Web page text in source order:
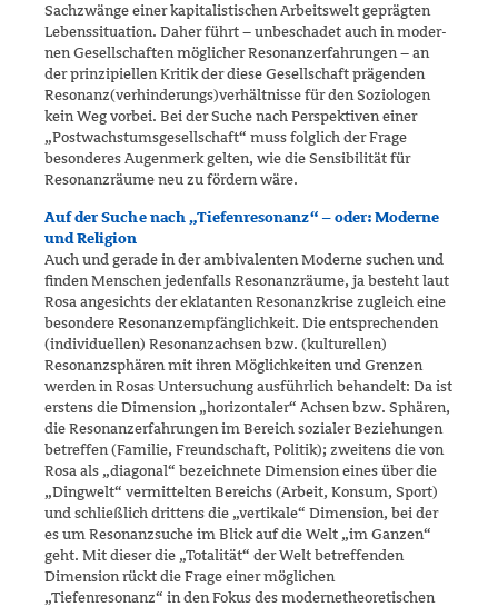
Sachzwänge einer kapitalistischen Arbeitswelt geprägten
Lebenssituation. Daher führt – unbeschadet auch in moder­
nen Gesellschaften möglicher Resonanzerfahrungen – an
der prinzi­piellen Kritik der diese Gesellschaft prägenden
Resonanz(verhinde­rungs)verhältnisse für den Soziologen
kein Weg vorbei. Bei der Suche nach Perspektiven einer
„Postwachstumsgesellschaft“ muss folglich der Frage
besonderes Augenmerk gelten, wie die Sensibilität für
Resonanz­räume neu zu fördern wäre.
Auf der Suche nach „Tiefenresonanz“ – oder: Moderne
und Religion
Auch und gerade in der ambivalenten Moderne suchen und
finden Men­schen jedenfalls Resonanzräume, ja besteht laut
Rosa angesichts der eklatanten Resonanzkrise zugleich eine
besondere Resonanzempfäng­lichkeit. Die entsprechenden
(individuellen) Resonanzachsen bzw. (kulturellen)
Resonanzsphären mit ihren Möglichkeiten und Grenzen
werden in Rosas Untersuchung ausführlich behandelt: Da ist
erstens die Dimension „horizontaler“ Achsen bzw. Sphären,
die Resonanzerfahrun­gen im Bereich sozialer Beziehungen
betreffen (Familie, Freundschaft, Politik); zweitens die von
Rosa als „diagonal“ bezeichnete Dimension eines über die
„Dingwelt“ vermittelten Bereichs (Arbeit, Konsum, Sport)
und schließlich drittens die „vertikale“ Dimension, bei der
es um Resonanzsuche im Blick auf die Welt „im Ganzen“
geht. Mit dieser die „Totalität“ der Welt betreffenden
Dimension rückt die Frage einer mög­lichen
„Tiefenresonanz“ in den Fokus des modernetheoretischen